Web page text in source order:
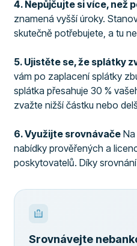
4. Nepůjčujte si více, než
znamená vyšší úroky.
skutečně potřebujete, a tu
5. Ujistěte se, že splátky
vám po zaplacení splátky
splátka přesahuje 30 %
zvažte nižší částku nebo
6. Využijte srovnávače Na
nabídky prověřených a
poskytovatelů. Díky
Srovnávejte